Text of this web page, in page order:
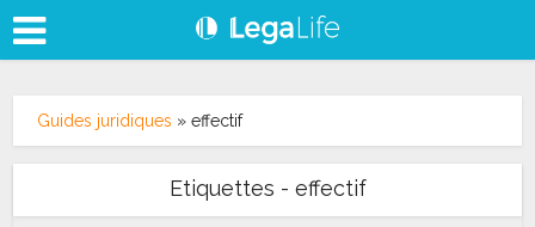
Guides juridiques »effectif
Etiquettes - effectif